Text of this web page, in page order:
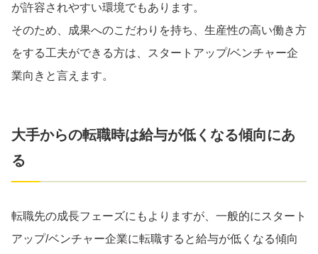
が許容されやすい環境でもあります。
そのため、成果へのこだわりを持ち、生産性の高い働き方
をする工夫ができる方は、スタートアップ/ベンチャー企
業向きと言えます。
大手からの転職時は給与が低くなる傾向にあ
る
転職先の成長フェーズにもよりますが、一般的にスタート
アップ/ベンチャー企業に転職すると給与が低くなる傾向